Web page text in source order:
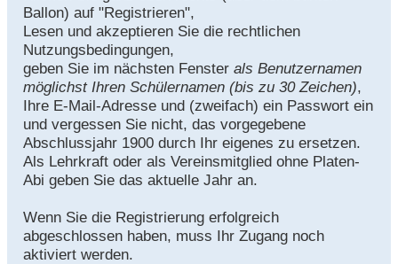
Ballon) auf "Registrieren",
Lesen und akzeptieren Sie die rechtlichen
Nutzungsbedingungen,
geben Sie im nächsten Fenster als Benutzernamen
möglichst Ihren Schülernamen (bis zu 30 Zeichen),
Ihre E-Mail-Adresse und (zweifach) ein Passwort ein
und vergessen Sie nicht, das vorgegebene
Abschlussjahr 1900 durch Ihr eigenes zu ersetzen.
Als Lehrkraft oder als Vereinsmitglied ohne Platen-
Abi geben Sie das aktuelle Jahr an.
Wenn Sie die Registrierung erfolgreich
abgeschlossen haben, muss Ihr Zugang noch
aktiviert werden.